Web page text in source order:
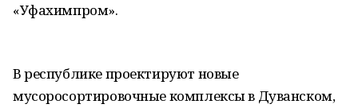
«Уфахимпром».
В республике проектируют новые
мусоросортировочные комплексы в Дуванском,